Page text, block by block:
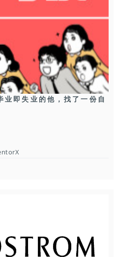
即失业的他，找了一份自